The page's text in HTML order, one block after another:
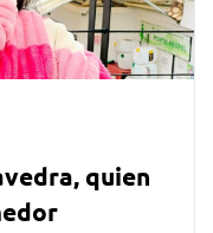
quien